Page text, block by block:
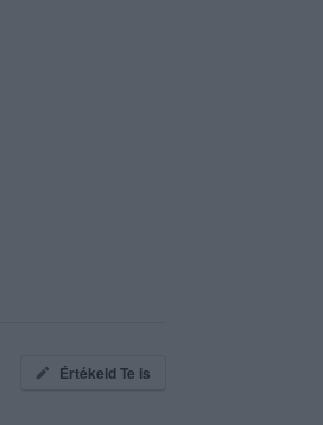
Értékeld Te is